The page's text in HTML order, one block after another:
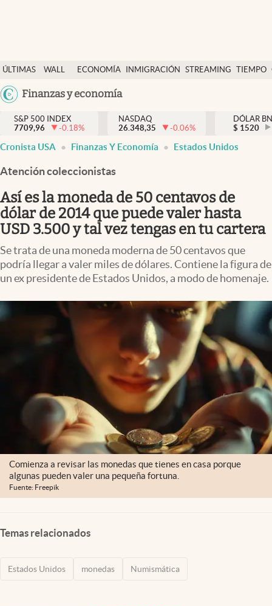
ÚLTIMAS
NOTICIAS
WALL
DÓLAR
ECONOMÍA INMIGRACIÓN STREAMING TIEMPO
México
USA
Finanzas y economía
Finanzas y economía
Wall Street y dólar
Inmigración
Espiritual
Streaming
PC y mobile
Lifestyle
S&P 500 INDEX
7709,96
-0.18%
NASDAQ
26.348,35
-0.06%
DÓLAR
$ 1520
Cronista USA Finanzas Y Economía Estados Unidos
Atención coleccionistas
Así es la moneda de 50 centavos de
dólar de 2014 que puede valer hasta
USD 3.500 y tal vez tengas en tu cartera
Se trata de una moneda moderna de 50 centavos que
podría llegar a valer miles de dólares. Contiene la figura de
un ex presidente de Estados Unidos, a modo de homenaje.
Comienza a revisar las monedas que tienes en casa porque
algunas pueden valer una pequeña fortuna.
Fuente: Freepik
Temas relacionados
Estados Unidos monedas Numismática